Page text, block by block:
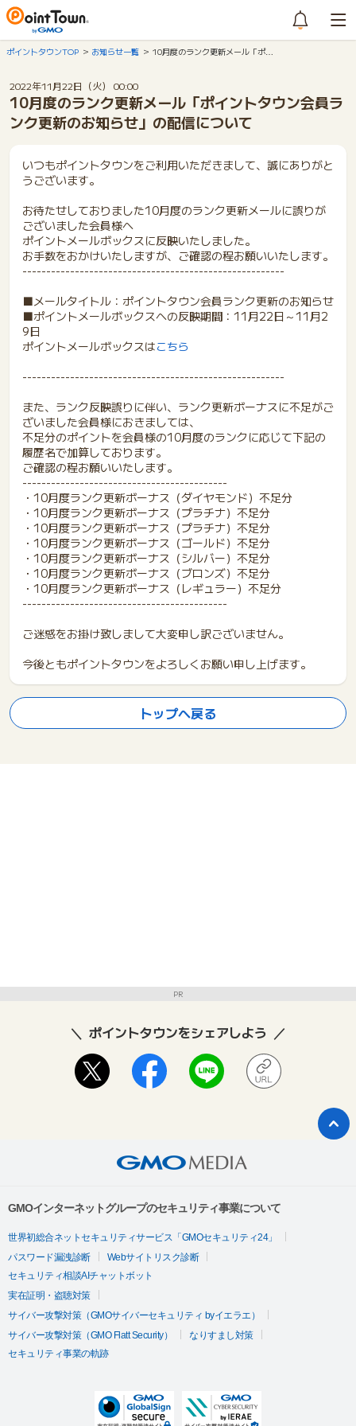
ポイントタウンTOP お知らせ一覧 10月度のランク更新メール「ポ…
2022年11月22日（火） 00:00
10月度のランク更新メール「ポイントタウン会員ラ
ンク更新のお知らせ」の配信について
いつもポイントタウンをご利用いただきまして、誠にありがと
うございます。
お待たせしておりました10月度のランク更新メールに誤りが
ございました会員様へ
ポイントメールボックスに反映いたしました。
お手数をおかけいたしますが、ご確認の程お願いいたします。
-------------------------------------------------------
■メールタイトル：ポイントタウン会員ランク更新のお知らせ
■ポイントメールボックスへの反映期間：11月22日～11月2
9日
ポイントメールボックスはこちら
-------------------------------------------------------
また、ランク反映誤りに伴い、ランク更新ボーナスに不足がご
ざいました会員様におきましては、
不足分のポイントを会員様の10月度のランクに応じて下記の
履歴名で加算しております。
ご確認の程お願いいたします。
-------------------------------------------
・10月度ランク更新ボーナス（ダイヤモンド）不足分
・10月度ランク更新ボーナス（プラチナ）不足分
・10月度ランク更新ボーナス（プラチナ）不足分
・10月度ランク更新ボーナス（ゴールド）不足分
・10月度ランク更新ボーナス（シルバー）不足分
・10月度ランク更新ボーナス（ブロンズ）不足分
・10月度ランク更新ボーナス（レギュラー）不足分
-------------------------------------------
ご迷惑をお掛け致しまして大変申し訳ございません。
今後ともポイントタウンをよろしくお願い申し上げます。
トップへ戻る
PR
ポイントタウンをシェアしよう
GMOインターネットグループのセキュリティ事業について
世界初総合ネットセキュリティサービス「GMOセキュリティ24」
パスワード漏洩診断
Webサイトリスク診断
セキュリティ相談AIチャットボット
実在証明・盗聴対策
サイバー攻撃対策（GMOサイバーセキュリティ byイエラエ）
サイバー攻撃対策（GMO Flatt Security）
なりすまし対策
セキュリティ事業の軌跡